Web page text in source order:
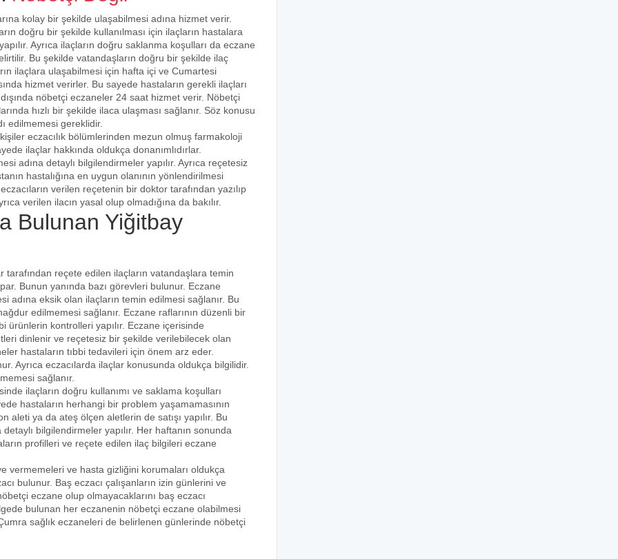
kolay bir şekilde ulaşabilmesi adına hizmet verir.
doğru bir şekilde kullanılması için ilaçların hastalara
Ayrıca ilaçların doğru saklanma koşulları da eczane
Bu şekilde vatandaşların doğru bir şekilde ilaç
ilaçlara ulaşabilmesi için hafta içi ve Cumartesi
hizmet verirler. Bu sayede hastaların gerekli ilaçları
nöbetçi eczaneler 24 saat hizmet verir. Nöbetçi
hızlı bir şekilde ilaca ulaşması sağlanır. Söz konusu
edilmemesi gereklidir.
eczacılık bölümlerinden mezun olmuş farmakoloji
ilaçlar hakkında oldukça donanımlıdırlar.
adına detaylı bilgilendirmeler yapılır. Ayrıca reçetesiz
hastalığına en uygun olanının yönlendirilmesi
verilen reçetenin bir doktor tarafından yazılıp
verilen ilacın yasal olup olmadığına da bakılır.
Bulunan Yiğitbay
tarafından reçete edilen ilaçların vatandaşlara temin
Bunun yanında bazı görevleri bulunur. Eczane
adına eksik olan ilaçların temin edilmesi sağlanır. Bu
edilmemesi sağlanır. Eczane raflarının düzenli bir
ürünlerin kontrolleri yapılır. Eczane içerisinde
dinlenir ve reçetesiz bir şekilde verilebilecek olan
hastaların tıbbi tedavileri için önem arz eder.
Ayrıca eczacılarda ilaçlar konusunda oldukça bilgilidir.
sağlanır.
ilaçların doğru kullanımı ve saklama koşulları
hastaların herhangi bir problem yaşamamasının
aleti ya da ateş ölçen aletlerin de satışı yapılır. Bu
bilgilendirmeler yapılır. Her haftanın sonunda
profilleri ve reçete edilen ilaç bilgileri eczane
vermemeleri ve hasta gizliğini korumaları oldukça
bulunur. Baş eczacı çalışanların izin günlerini ve
eczane olup olmayacaklarını baş eczacı
bulunan her eczanenin nöbetçi eczane olabilmesi
sağlık eczaneleri de belirlenen günlerinde nöbetçi